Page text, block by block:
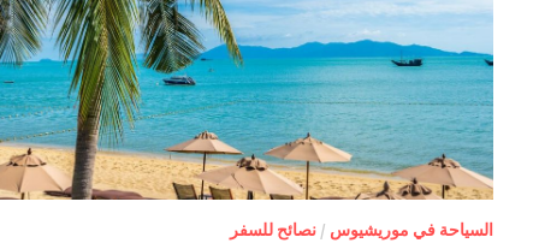
السياحة في موريشيوس /نصائح للسفر